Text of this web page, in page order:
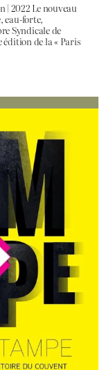
| 2022 Le nouveau
eau-forte,
Syndicale de
édition de la « Paris